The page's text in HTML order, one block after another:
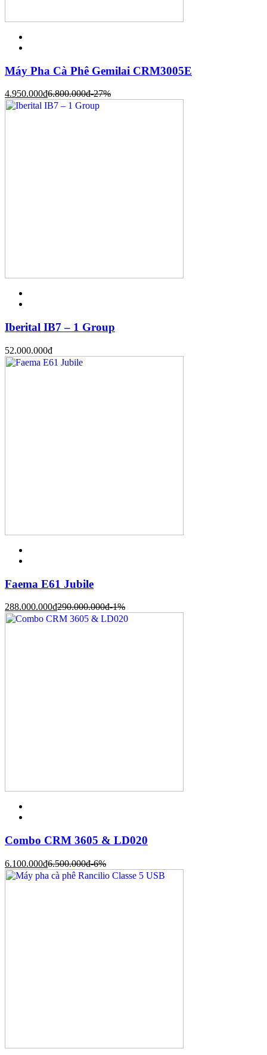
Máy Pha Cà Phê Gemilai CRM3005E
4.950.000đ6.800.000đ-27%
Iberital IB7 – 1 Group
52.000.000đ
Faema E61 Jubile
288.000.000đ290.000.000đ-1%
Combo CRM 3605 & LD020
6.100.000đ6.500.000đ-6%